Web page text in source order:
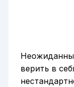
верить в